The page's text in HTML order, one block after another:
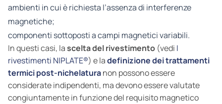
ambienti in cui è richiesta l’assenza di interferenze
magnetiche;
componenti sottoposti a campi magnetici variabili.
In questi casi, lascelta del rivestimento (vedi I
rivestimenti NIPLATE®) e ladefinizione dei trattamenti
termici post-nichelaturanon possono essere
considerate indipendenti, ma devono essere valutate
congiuntamente in funzione del requisito magnetico